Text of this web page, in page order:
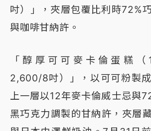
吋）」，夾層包覆比利時72%
與咖啡甘納許。
「醇厚可可麥卡倫蛋糕
2,600/8吋）」，以可可粉製
上一層以12年麥卡倫威士忌與
黑巧克力調製的甘納許，夾層